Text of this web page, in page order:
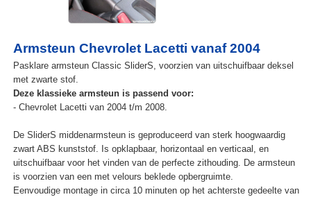
Armsteun Chevrolet Lacetti vanaf 2004
Pasklare armsteun Classic SliderS, voorzien van uitschuifbaar deksel
met zwarte stof.
Deze klassieke armsteun is passend voor:
- Chevrolet Lacetti van 2004 t/m 2008.
De SliderS middenarmsteun is geproduceerd van sterk hoogwaardig
zwart ABS kunststof. Is opklapbaar, horizontaal en verticaal, en
uitschuifbaar voor het vinden van de perfecte zithouding. De armsteun
is voorzien van een met velours beklede opbergruimte.
Eenvoudige montage in circa 10 minuten op het achterste gedeelte van